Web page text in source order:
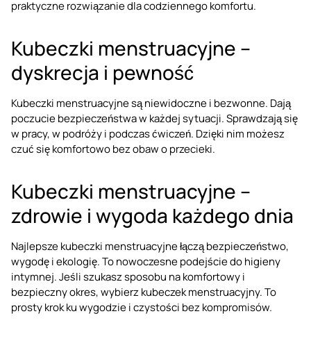
praktyczne rozwiązanie dla codziennego komfortu.
Kubeczki menstruacyjne –
dyskrecja i pewność
Kubeczki menstruacyjne są niewidoczne i bezwonne. Dają
poczucie bezpieczeństwa w każdej sytuacji. Sprawdzają się
w pracy, w podróży i podczas ćwiczeń. Dzięki nim możesz
czuć się komfortowo bez obaw o przecieki.
Kubeczki menstruacyjne –
zdrowie i wygoda każdego dnia
Najlepsze kubeczki menstruacyjne łączą bezpieczeństwo,
wygodę i ekologię. To nowoczesne podejście do higieny
intymnej. Jeśli szukasz sposobu na komfortowy i
bezpieczny okres, wybierz kubeczek menstruacyjny. To
prosty krok ku wygodzie i czystości bez kompromisów.